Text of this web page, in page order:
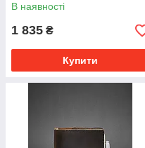
В наявності
1 835 ₴
Купити